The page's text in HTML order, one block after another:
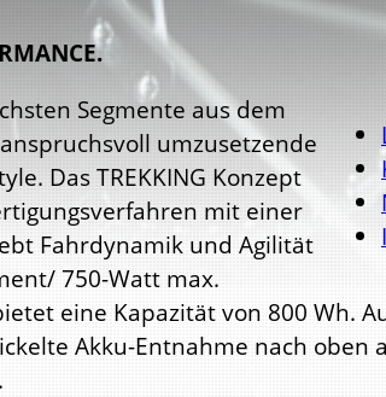
Segmente aus dem
umzusetzende
Das TREKKING Konzept
mit einer
Fahrdynamik und Agilität
750-Watt max.
eine Kapazität von 800 Wh.
Akku-Entnahme nach